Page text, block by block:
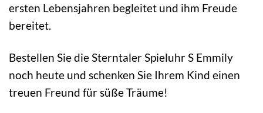
ersten Lebensjahren begleitet und ihm Freude
bereitet.
Bestellen Sie die Sterntaler Spieluhr S Emmily
noch heute und schenken Sie Ihrem Kind einen
treuen Freund für süße Träume!